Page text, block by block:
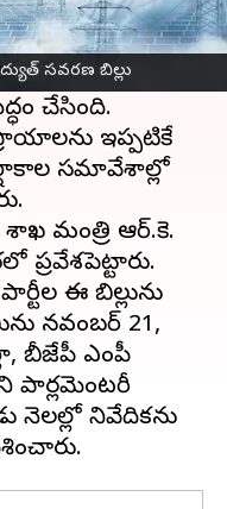
సవరణ బిల్లు
వర్షాకాల
పెట్టే అవకాశం
కమిటీఇప్పటికే
చేసింది.
ఇప్పటికే
సమావేశాల్లో
శాఖ మంత్రి ఆర్.కె.
ప్రవేశపెట్టారు.
ఈ బిల్లును
నవంబర్ 21,
బీజేపీ ఎంపీ
పార్లమెంటరీ
నెలల్లో నివేదికను